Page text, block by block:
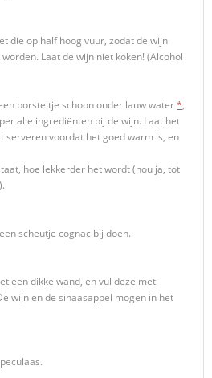
die op half hoog vuur, zodat de wijn
Laat de wijn niet koken! (Alcohol
borsteltje schoon onder lauw water*,
alle ingrediënten bij de wijn. Laat het
serveren voordat het goed warm is, en
hoe lekkerder het wordt (nou ja, tot
scheutje cognac bij doen.
een dikke wand, en vul deze met
wijn en de sinaasappel mogen in het